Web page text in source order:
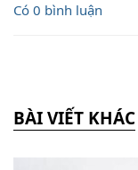
Có 0 bình luận
BÀI VIẾT KHÁC